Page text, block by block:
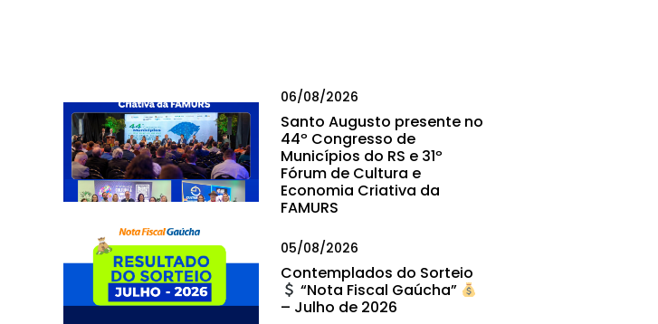
06/08/2026
Santo Augusto presente no
44º Congresso de
Municípios do RS e 31º
Fórum de Cultura e
Economia Criativa da
FAMURS
05/08/2026
Contemplados do Sorteio
“Nota Fiscal Gaúcha”
– Julho de 2026